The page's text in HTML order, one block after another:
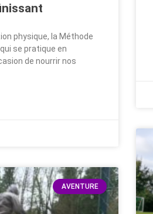
physique, la Méthode
se pratique en
de nourrir nos
AVENTURE